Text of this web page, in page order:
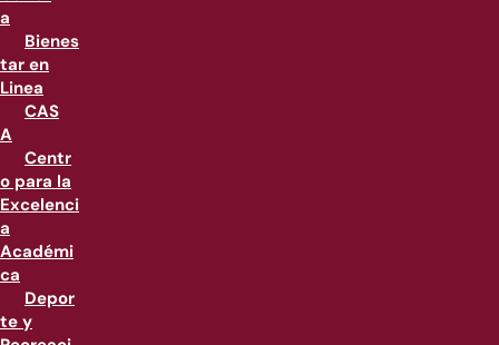
a
Bienes
tar en
Linea
CAS
A
Centr
o para la
Excelenci
a
Académi
ca
Depor
te y